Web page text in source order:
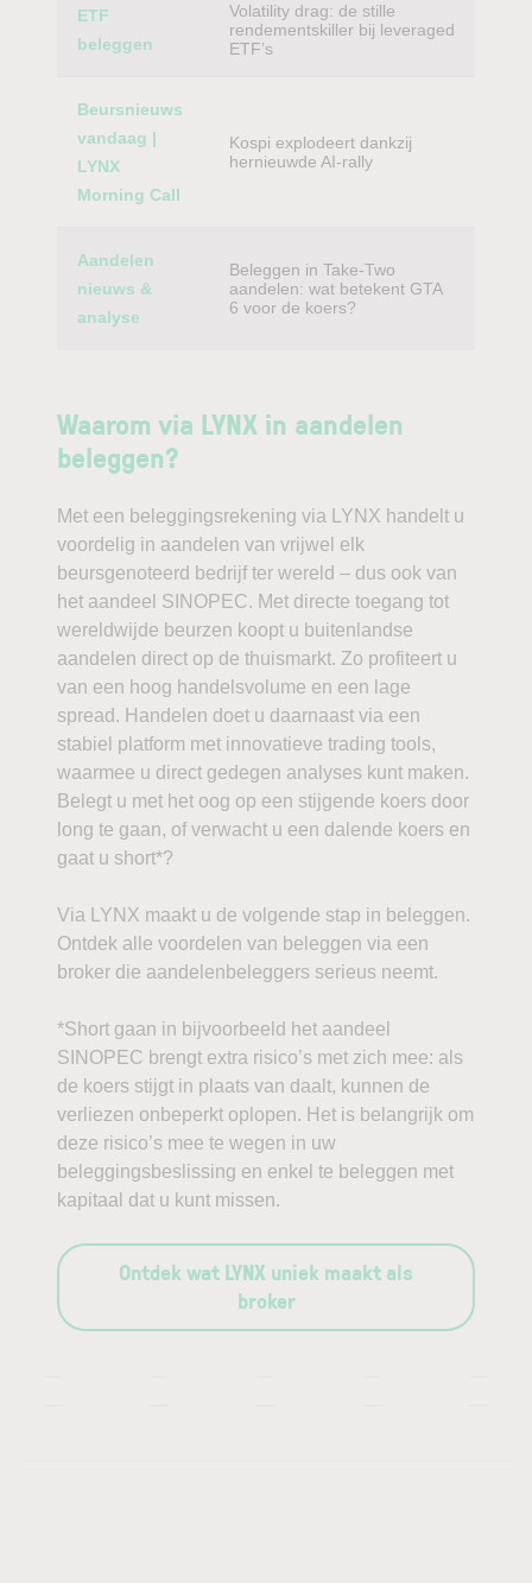
ETF
beleggen
Volatility drag: de stille
rendementskiller bij leveraged
ETF’s
Beursnieuws
vandaag |
LYNX
Morning Call
Kospi explodeert dankzij
hernieuwde AI-rally
Aandelen
nieuws &
analyse
Beleggen in Take-Two
aandelen: wat betekent GTA
6 voor de koers?
Waarom via LYNX in aandelen
beleggen?
Met een beleggingsrekening via LYNX handelt u
voordelig in aandelen van vrijwel elk
beursgenoteerd bedrijf ter wereld – dus ook van
het aandeel SINOPEC. Met directe toegang tot
wereldwijde beurzen koopt u buitenlandse
aandelen direct op de thuismarkt. Zo profiteert u
van een hoog handelsvolume en een lage
spread. Handelen doet u daarnaast via een
stabiel platform met innovatieve trading tools,
waarmee u direct gedegen analyses kunt maken.
Belegt u met het oog op een stijgende koers door
long te gaan, of verwacht u een dalende koers en
gaat u short*?
Via LYNX maakt u de volgende stap in beleggen.
Ontdek alle voordelen van beleggen via een
broker die aandelenbeleggers serieus neemt.
*Short gaan in bijvoorbeeld het aandeel
SINOPEC brengt extra risico’s met zich mee: als
de koers stijgt in plaats van daalt, kunnen de
verliezen onbeperkt oplopen. Het is belangrijk om
deze risico’s mee te wegen in uw
beleggingsbeslissing en enkel te beleggen met
kapitaal dat u kunt missen.
Ontdek wat LYNX uniek maakt als
broker